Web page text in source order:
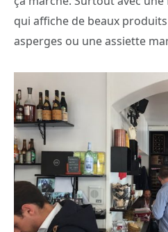
qui affiche de beaux
asperges ou une assiette